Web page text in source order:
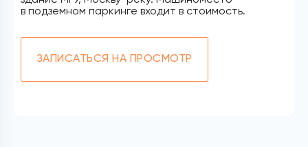
в подземном паркинге входит в стоимость.
ЗАПИСАТЬСЯ НА ПРОСМОТР